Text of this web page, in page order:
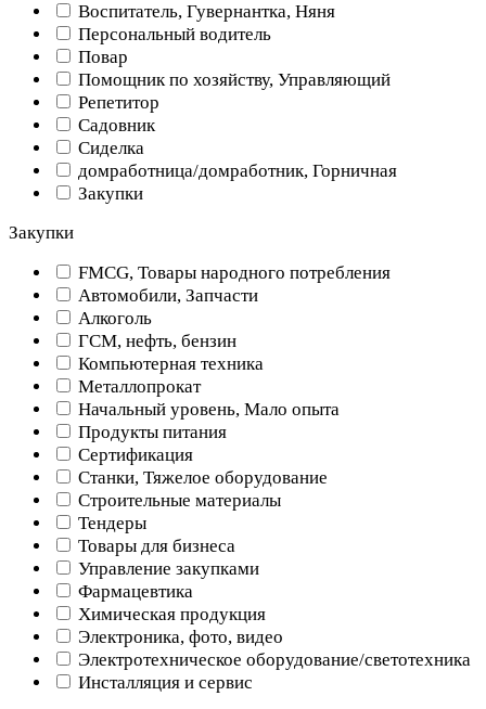
Воспитатель, Гувернантка, Няня
Персональный водитель
Повар
Помощник по хозяйству, Управляющий
Репетитор
Садовник
Сиделка
домработница/домработник, Горничная
Закупки
Закупки
FMCG, Товары народного потребления
Автомобили, Запчасти
Алкоголь
ГСМ, нефть, бензин
Компьютерная техника
Металлопрокат
Начальный уровень, Мало опыта
Продукты питания
Сертификация
Станки, Тяжелое оборудование
Строительные материалы
Тендеры
Товары для бизнеса
Управление закупками
Фармацевтика
Химическая продукция
Электроника, фото, видео
Электротехническое оборудование/светотехника
Инсталляция и сервис